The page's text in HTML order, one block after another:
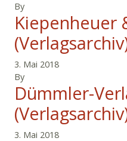
By
Kiepenheuer
3. Mai 2018
By
Dümmler-
3. Mai 2018